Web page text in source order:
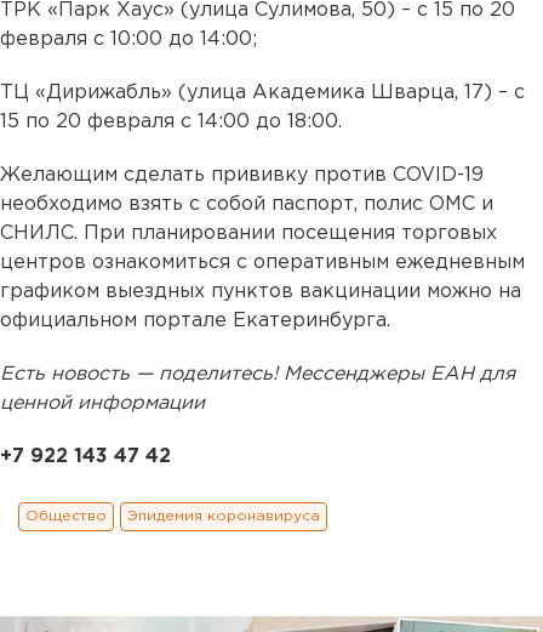
ТРК «Парк Хаус» (улица Сулимова, 50) – с 15 по 20
февраля с 10:00 до 14:00;
ТЦ «Дирижабль» (улица Академика Шварца, 17) – с
15 по 20 февраля с 14:00 до 18:00.
Желающим сделать прививку против COVID-19
необходимо взять с собой паспорт, полис ОМС и
СНИЛС. При планировании посещения торговых
центров ознакомиться с оперативным ежедневным
графиком выездных пунктов вакцинации можно на
официальном портале Екатеринбурга.
Есть новость — поделитесь! Мессенджеры ЕАН для
ценной информации
+7 922 143 47 42
Общество Эпидемия коронавируса